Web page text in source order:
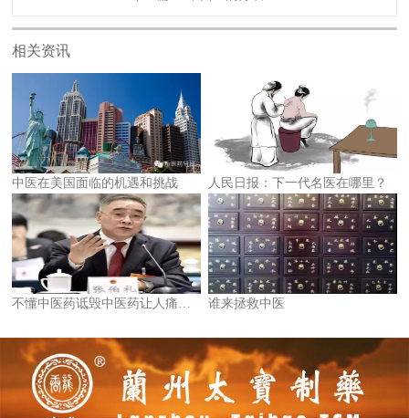
相关资讯
中医在美国面临的机遇和挑战 人民日报：下一代名医在哪里？
谁来拯救中医